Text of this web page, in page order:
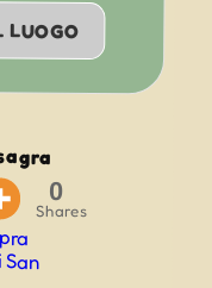
LUOGO
0
Shares
San